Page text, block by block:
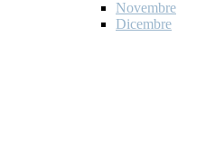
Novembre
Dicembre